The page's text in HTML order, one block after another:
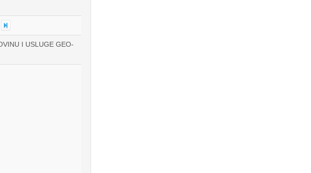
I USLUGE GEO-